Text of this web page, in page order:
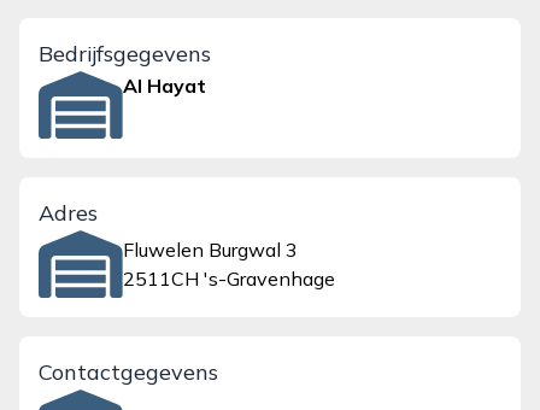
Bedrijfsgegevens
Al Hayat
Adres
Fluwelen Burgwal 3
2511CH 's-Gravenhage
Contactgegevens